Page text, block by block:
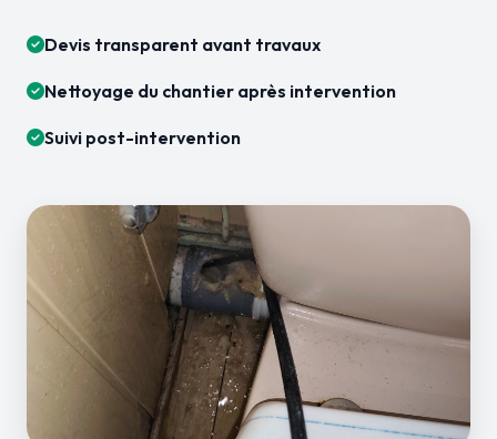
Devis transparent avant travaux
Nettoyage du chantier après intervention
Suivi post-intervention